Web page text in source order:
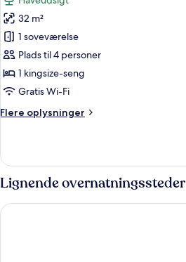
handicapvenligt
have-
område
billeder
af
Familieværelse
32 m²
1 soveværelse
Plads til 4 personer
1 kingsize-seng
Gratis Wi-Fi
Flere oplysninger
Flere
Lignende overnatningssteder
Hotel Marina